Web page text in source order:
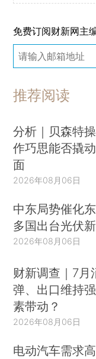
免费订阅财新网主
推荐阅读
分析｜贝森特
作巧思能否撬
面
2026年08月06日
中东局势催化
多国出台光伏
2026年08月06日
财新调查｜7月
弹、出口维持
素带动？
2026年08月06日
电动汽车需求